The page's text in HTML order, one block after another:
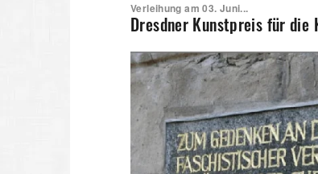
Verleihung am 03. Juni...
Dresdner Kunstpreis für die